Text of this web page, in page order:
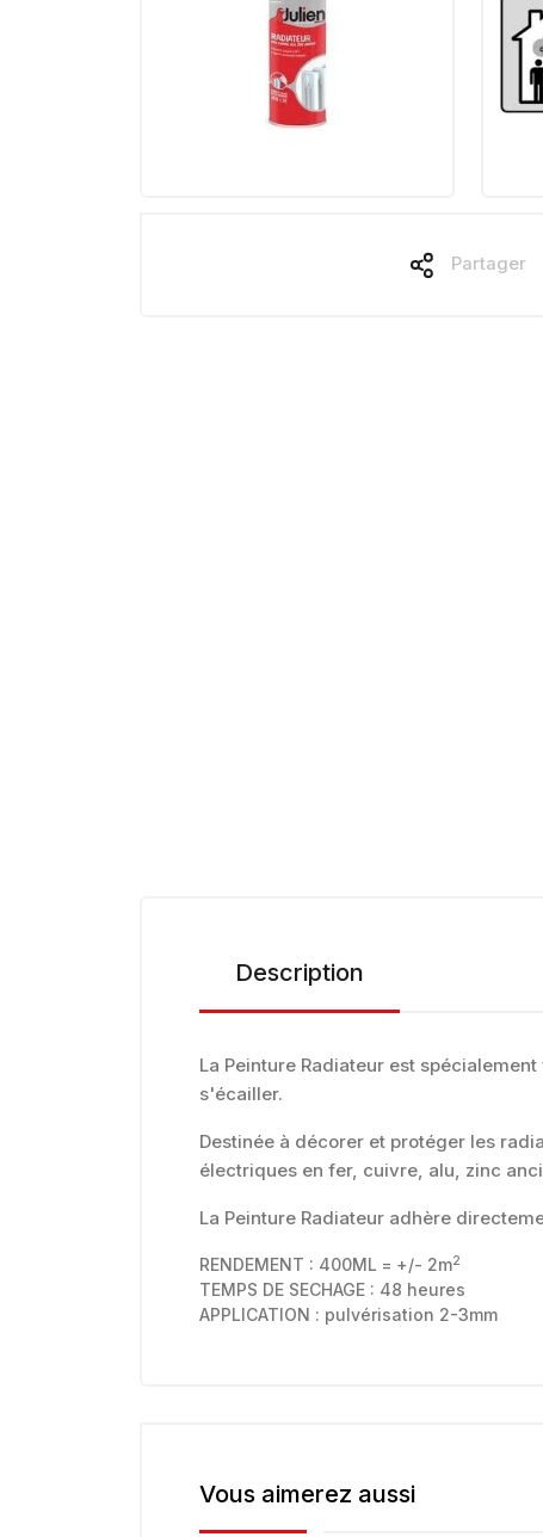
Partager
Description
La Peinture Radiateur est
s'écailler.
Destinée à décorer et protéger les
électriques en fer, cuivre, alu, zinc
La Peinture Radiateur adhère
RENDEMENT : 400ML = +/- 2m2
TEMPS DE SECHAGE : 48 heures
APPLICATION : pulvérisation 2-3mm
Vous aimerez aussi